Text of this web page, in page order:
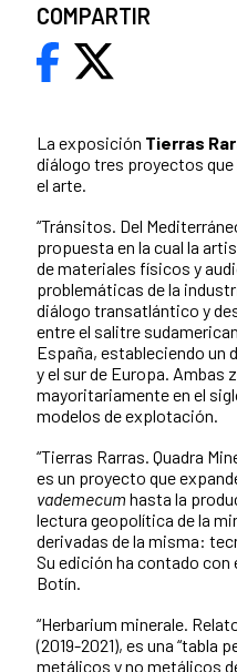
La exposición Tierras
diálogo tres proyectos que
el arte.
“Tránsitos. Del
propuesta en la cual la
de materiales físicos y
problemáticas de la
diálogo transatlántico y
entre el salitre
España, estableciendo un
y el sur de Europa. Ambas
mayoritariamente en el
modelos de explotación.
“Tierras Rarras. Quadra
es un proyecto que
vademecum hasta la
lectura geopolítica de la
derivadas de la misma:
Su edición ha contado con
Botín.
“Herbarium minerale.
(2019-2021), es una “tabla
metálicos y no metálicos
COMPARTIR